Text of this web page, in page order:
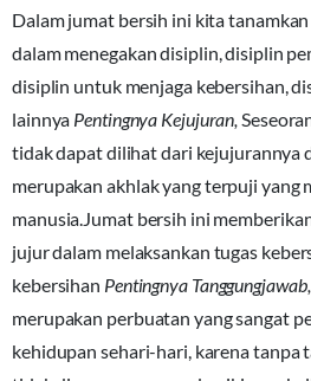
Dalam jumat bersih ini kita
dalam menegakan disiplin, disiplin
disiplin untuk menjaga kebersihan,
lainnya Pentingnya Kejujuran,
tidak dapat dilihat dari kejujurannya
merupakan akhlak yang terpuji yang
manusia.Jumat bersih ini
jujur dalam melaksankan tugas
kebersihan Pentingnya Tanggungjawab,
merupakan perbuatan yang sangat
kehidupan sehari-hari, karena tanpa